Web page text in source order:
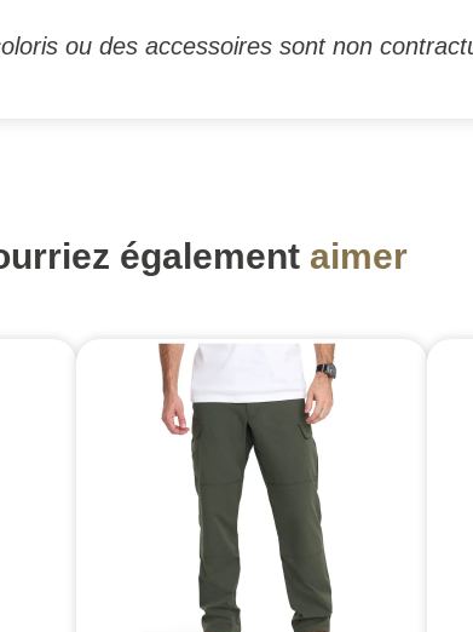
ou des accessoires sont non
également aimer